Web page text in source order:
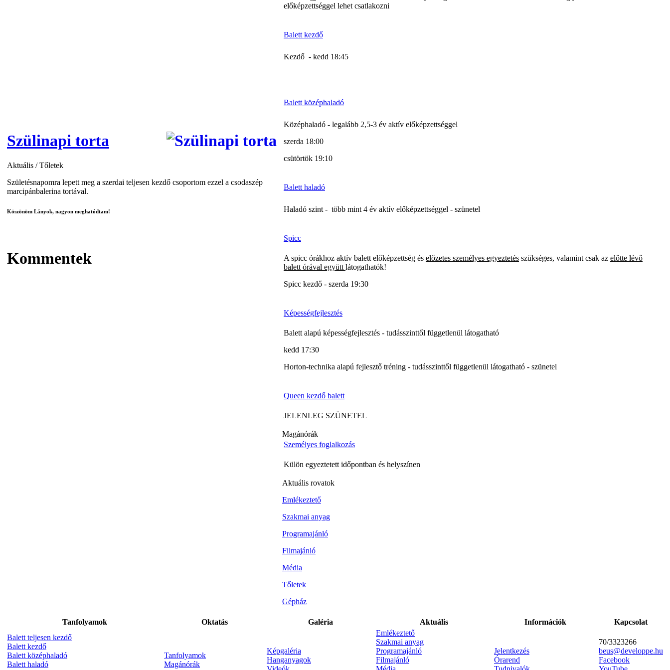
Tanfolyamok Oktatás Galéria Aktuális Információk
Kapcsolat
Balett teljesen kezdő
Balett kezdő
Balett középhaladó
Balett haladó
Tanfolyamok
Magánórák
Képgaléria
Hanganyagok
Emlékeztető
Szakmai anyag
Programajánló
Filmajánló
Jelentkezés
Órarend
70/3323266
beus@developpe.hu
Facebook
Szülinapi torta
Aktuális / Tőletek
Születésnapomra lepett meg a szerdai teljesen kezdő csoportom ezzel a csodaszép
marcipánbalerina tortával.
Köszönöm Lányok, nagyon meghatódtam!
Kommentek
előképzettséggel lehet csatlakozni
Balett kezdő
Kezdő - kedd 18:45
Balett középhaladó
Középhaladó - legalább 2,5-3 év aktív előképzettséggel
szerda 18:00
csütörtök 19:10
Balett haladó
Haladó szint - több mint 4 év aktív előképzettséggel - szünetel
Spicc
A spicc órákhoz aktív balett előképzettség és előzetes személyes egyeztetés szükséges, valamint csak az előtte lévő
balett órával együtt látogathatók!
Spicc kezdő - szerda 19:30
Képességfejlesztés
Balett alapú képességfejlesztés - tudásszinttől függetlenül látogatható
kedd 17:30
Horton-technika alapú fejlesztő tréning - tudásszinttől függetlenül látogatható - szünetel
Queen kezdő balett
JELENLEG SZÜNETEL
Magánórák
Személyes foglalkozás
Külön egyeztetett időpontban és helyszínen
Aktuális rovatok
Emlékeztető
Szakmai anyag
Programajánló
Filmajánló
Média
Tőletek
Gépház